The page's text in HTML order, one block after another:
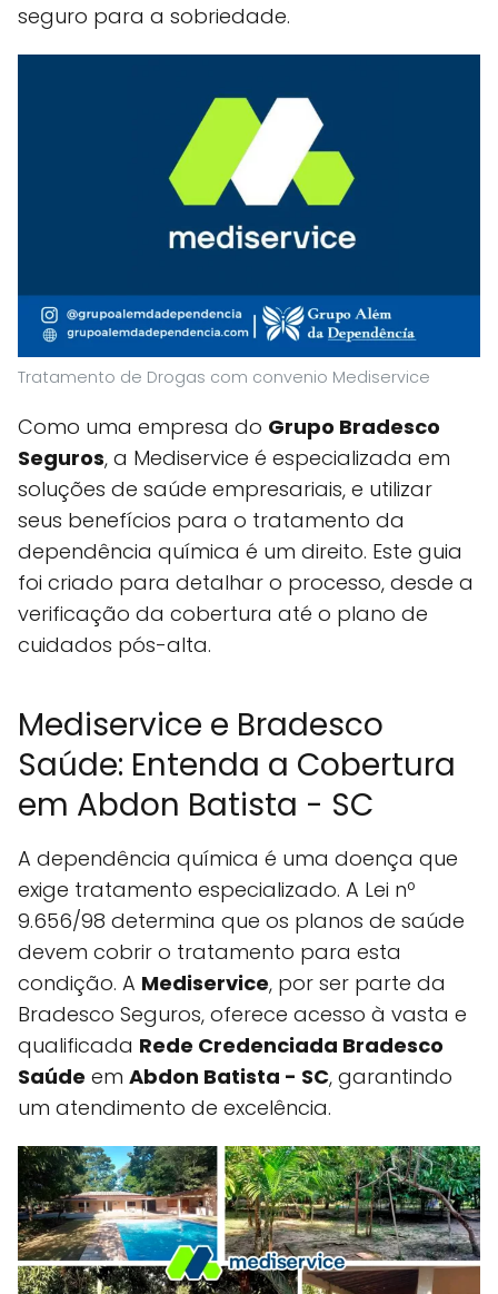
seguro para a sobriedade.
Tratamento de Drogas com convenio Mediservice
Como uma empresa do Grupo Bradesco
Seguros, a Mediservice é especializada em
soluções de saúde empresariais, e utilizar
seus benefícios para o tratamento da
dependência química é um direito. Este guia
foi criado para detalhar o processo, desde a
verificação da cobertura até o plano de
cuidados pós-alta.
Mediservice e Bradesco
Saúde: Entenda a Cobertura
em Abdon Batista - SC
A dependência química é uma doença que
exige tratamento especializado. A Lei nº
9.656/98 determina que os planos de saúde
devem cobrir o tratamento para esta
condição. A Mediservice, por ser parte da
Bradesco Seguros, oferece acesso à vasta e
qualificada Rede Credenciada Bradesco
Saúde em Abdon Batista - SC, garantindo
um atendimento de excelência.